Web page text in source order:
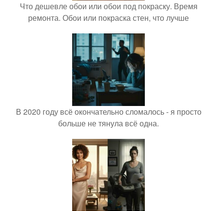
Что дешевле обои или обои под покраску. Время
ремонта. Обои или покраска стен, что лучше
В 2020 году всё окончательно сломалось - я просто
больше не тянула всё одна.